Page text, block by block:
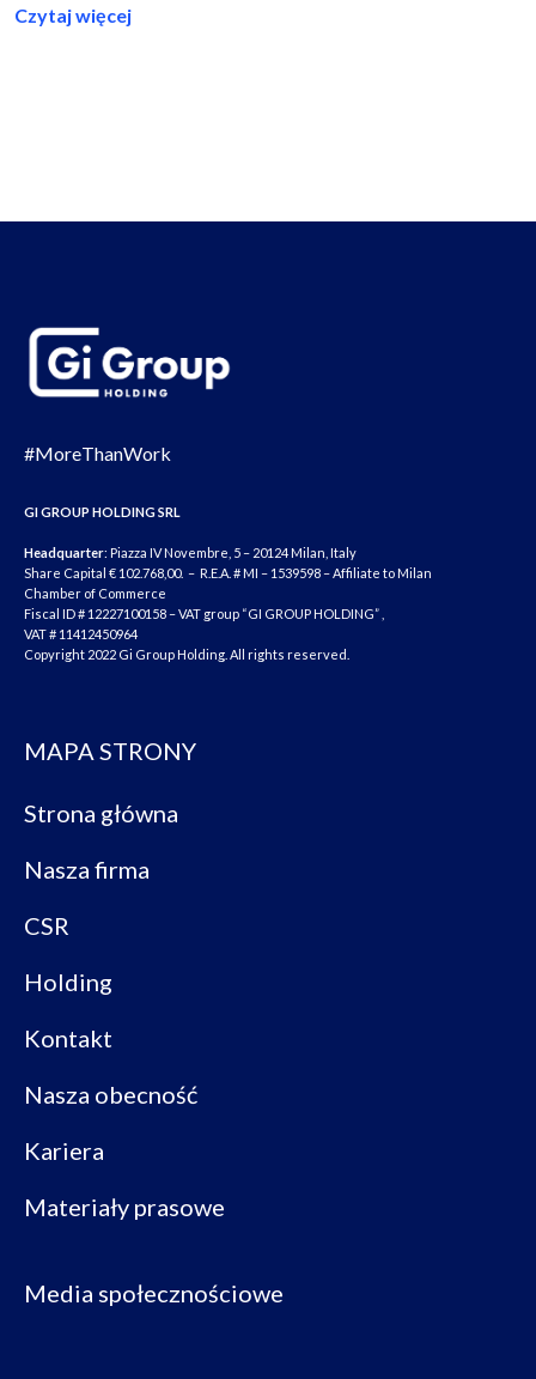
Czytaj więcej
#MoreThanWork
GI GROUP HOLDING SRL
Headquarter: Piazza IV Novembre, 5 – 20124 Milan, Italy
Share Capital € 102.768,00. – R.E.A. # MI – 1539598 – Affiliate to Milan
Chamber of Commerce
Fiscal ID # 12227100158 – VAT group “GI GROUP HOLDING” ,
VAT # 11412450964
Copyright 2022 Gi Group Holding. All rights reserved.
MAPA STRONY
Strona główna
Nasza firma
CSR
Holding
Kontakt
Nasza obecność
Kariera
Materiały prasowe
Media społecznościowe